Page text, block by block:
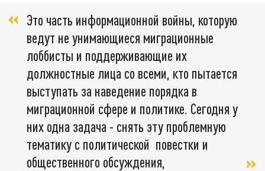
Это часть информационной войны, которую
ведут не унимающиеся миграционные
лоббисты и поддерживающие их
должностные лица со всеми, кто пытается
выступать за наведение порядка в
миграционной сфере и политике. Сегодня у
них одна задача - снять эту проблемную
тематику с политической повестки и
общественного обсуждения,